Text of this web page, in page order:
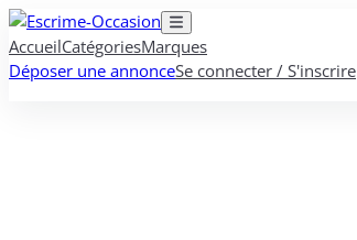
AccueilCatégoriesMarques
Déposer une annonceSe connecter / S'inscrire